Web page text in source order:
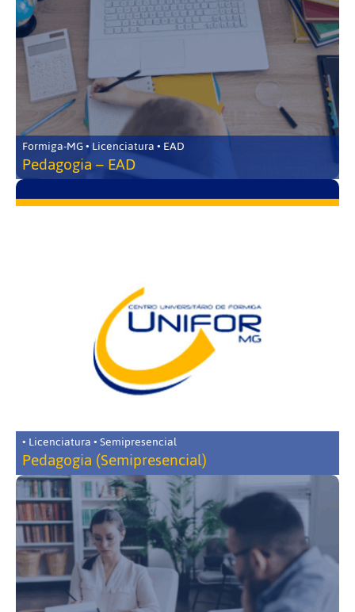
Formiga-MG • Licenciatura • EAD
Pedagogia – EAD
• Licenciatura • Semipresencial
Pedagogia (Semipresencial)